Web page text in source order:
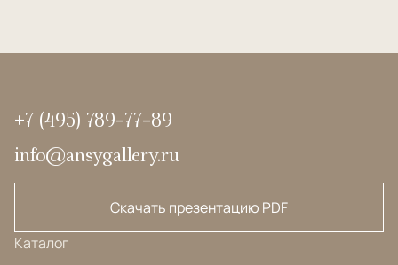
+7 (495) 789-77-89
info@ansygallery.ru
Скачать презентацию PDF
Каталог